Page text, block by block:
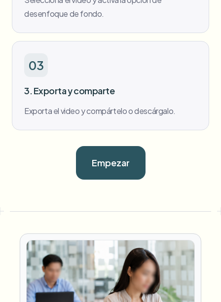
desenfoque de fondo.
03
3. Exporta y comparte
Exporta el video y compártelo o descárgalo.
Empezar